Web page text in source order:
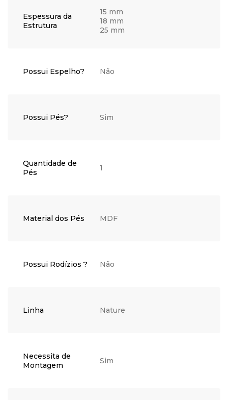
Espessura da
Estrutura
15 mm
18 mm
25 mm
Possui Espelho? Não
Possui Pés? Sim
Quantidade de
Pés
1
Material dos Pés MDF
Possui Rodízios ? Não
Linha Nature
Necessita de
Montagem
Sim